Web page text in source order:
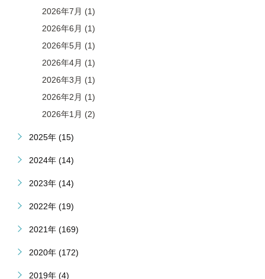
2026年7月 (1)
2026年6月 (1)
2026年5月 (1)
2026年4月 (1)
2026年3月 (1)
2026年2月 (1)
2026年1月 (2)
2025年 (15)
2024年 (14)
2023年 (14)
2022年 (19)
2021年 (169)
2020年 (172)
2019年 (4)